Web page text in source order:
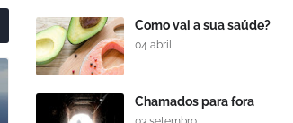
Como vai a sua saúde?
04 abril
Chamados para fora